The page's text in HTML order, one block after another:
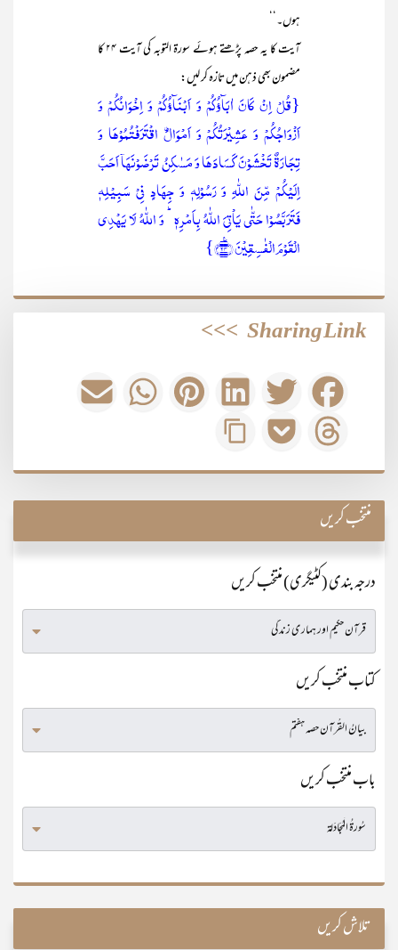
ہوں۔‘‘
آیت کا یہ حصہ پڑھتے ہوئے سورۃ التوبہ کی آیت ۲۴ کا
مضمون بھی ذہن میں تازہ کر لیں:
{قُلۡ اِنۡ کَانَ اٰبَآؤُکُمۡ وَ اَبۡنَآؤُکُمۡ وَ اِخۡوَانُکُمۡ وَ
اَزۡوَاجُکُمۡ وَ عَشِیۡرَتُکُمۡ وَ اَمۡوَالُۨ اقۡتَرَفۡتُمُوۡہَا وَ
تِجَارَۃٌ تَخۡشَوۡنَ کَسَادَہَا وَ مَسٰکِنُ تَرۡضَوۡنَہَاۤ اَحَبَّ
اِلَیۡکُمۡ مِّنَ اللّٰہِ وَ رَسُوۡلِہٖ وَ جِہَادٍ فِیۡ سَبِیۡلِہٖ
فَتَرَبَّصُوۡا حَتّٰی یَاۡتِیَ اللّٰہُ بِاَمۡرِہٖ ؕ وَ اللّٰہُ لَا یَہۡدِی
الۡقَوۡمَ الۡفٰسِقِیۡنَ ﴿٪۲۴﴾}
Sharing Link
>>>
منتخب کریں
درجہ بندی (کٹیگری) منتخب کریں
کتاب منتخب کریں
باب منتخب کریں
تلاش کریں